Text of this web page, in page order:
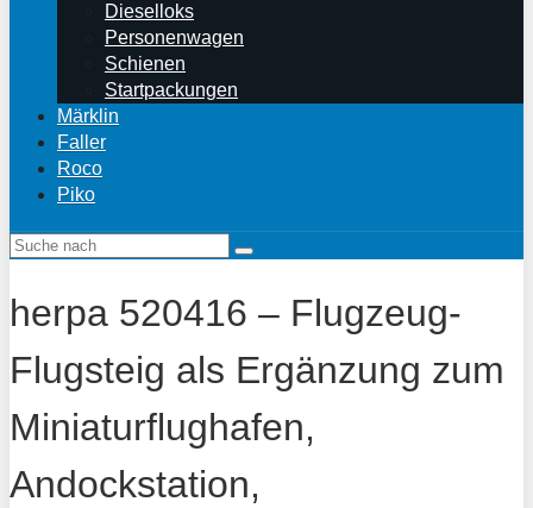
Dieselloks
Personenwagen
Schienen
Startpackungen
Märklin
Faller
Roco
Piko
herpa 520416 – Flugzeug-
Flugsteig als Ergänzung zum
Miniaturflughafen,
Andockstation,